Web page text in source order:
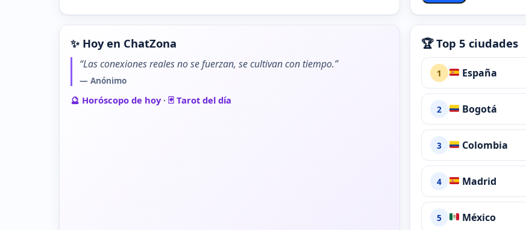
✨ Hoy en ChatZona
“Las conexiones reales no se fuerzan, se cultivan con tiempo.”
— Anónimo
🔮 Horóscopo de hoy· 🃏 Tarot del día
🏆 Top 5 ciudades
1 España
2 Bogotá
3 Colombia
4 Madrid
5 México